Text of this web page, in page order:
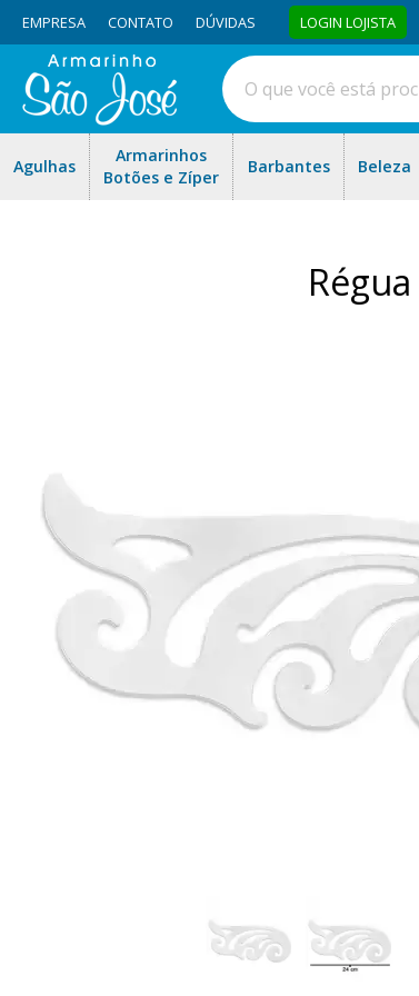
EMPRESA CONTATO DÚVIDAS LOGIN LOJISTA
Agulhas
Armarinhos
Botões e Zíper
Barbantes Beleza